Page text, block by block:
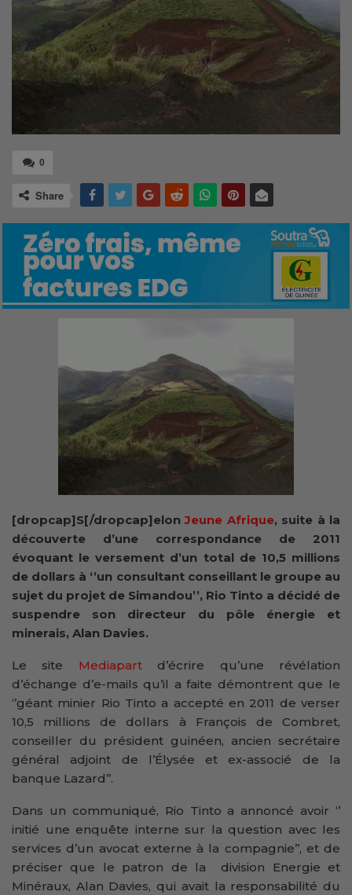
0
Share
[dropcap]S[/dropcap]elonJeune Afrique, suite à la
découverte d’une correspondance de 2011
évoquant le versement d’un total de 10,5 millions
de dollars à ‘’un consultant conseillant le groupe au
sujet du projet de Simandou’’, Rio Tinto a décidé de
suspendre son directeur du pôle énergie et
minerais, Alan Davies.
Le site Mediapartd’écrire qu’une révélation
d’échange d’e-mails qu’il a faite démontrent que le
‘’géant minier Rio Tinto a accepté en 2011 de verser
10,5 millions de dollars à François de Combret,
conseiller du président guinéen, ancien secrétaire
général adjoint de l’Élysée et ex-associé de la
banque Lazard’’.
Dans un communiqué, Rio Tinto a annoncé avoir ‘’
initié une enquête interne sur la question avec les
services d’un avocat externe à la compagnie’’, et de
préciser que le patron de la division Energie et
Minéraux, Alan Davies, qui avait la responsabilité du